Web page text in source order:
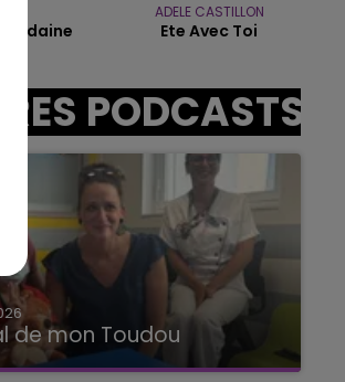
ADELE CASTILLON
Ete Avec Toi
PODCASTS
de mon Toudou
mon Toudou